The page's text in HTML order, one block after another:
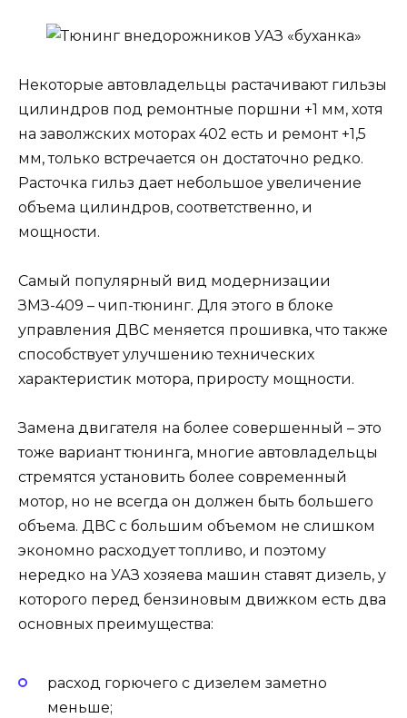
Некоторые автовладельцы растачивают гильзы
цилиндров под ремонтные поршни +1 мм, хотя
на заволжских моторах 402 есть и ремонт +1,5
мм, только встречается он достаточно редко.
Расточка гильз дает небольшое увеличение
объема цилиндров, соответственно, и
мощности.
Самый популярный вид модернизации
ЗМЗ-409 – чип-тюнинг. Для этого в блоке
управления ДВС меняется прошивка, что также
способствует улучшению технических
характеристик мотора, приросту мощности.
Замена двигателя на более совершенный – это
тоже вариант тюнинга, многие автовладельцы
стремятся установить более современный
мотор, но не всегда он должен быть большего
объема. ДВС с большим объемом не слишком
экономно расходует топливо, и поэтому
нередко на УАЗ хозяева машин ставят дизель, у
которого перед бензиновым движком есть два
основных преимущества:
расход горючего с дизелем заметно
меньше;